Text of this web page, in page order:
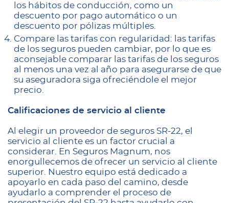
los hábitos de conducción, como un
descuento por pago automático o un
descuento por pólizas múltiples.
Compare las tarifas con regularidad: las tarifas
de los seguros pueden cambiar, por lo que es
aconsejable comparar las tarifas de los seguros
al menos una vez al año para asegurarse de que
su aseguradora siga ofreciéndole el mejor
precio.
Calificaciones de servicio al cliente
Al elegir un proveedor de seguros SR-22, el
servicio al cliente es un factor crucial a
considerar. En Seguros Magnum, nos
enorgullecemos de ofrecer un servicio al cliente
superior. Nuestro equipo está dedicado a
apoyarlo en cada paso del camino, desde
ayudarlo a comprender el proceso de